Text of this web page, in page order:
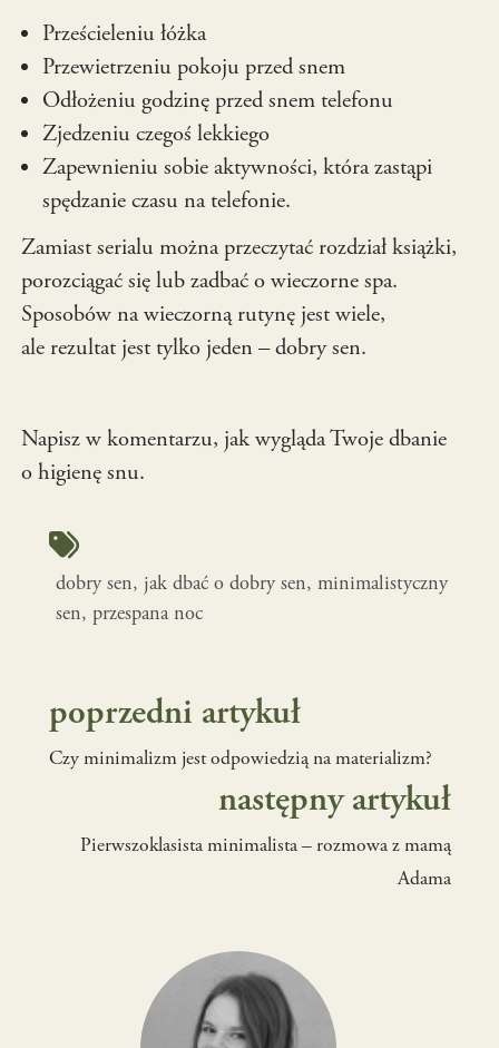
Prześcieleniu łóżka
Przewietrzeniu pokoju przed snem
Odłożeniu godzinę przed snem telefonu
Zjedzeniu czegoś lekkiego
Zapewnieniu sobie aktywności, która zastąpi
spędzanie czasu na telefonie.
Zamiast serialu można przeczytać rozdział książki,
porozciągać się lub zadbać o wieczorne spa.
Sposobów na wieczorną rutynę jest wiele,
ale rezultat jest tylko jeden – dobry sen.
Napisz w komentarzu, jak wygląda Twoje dbanie
o higienę snu.
dobry sen, jak dbać o dobry sen, minimalistyczny
sen, przespana noc
poprzedni artykuł
Czy minimalizm jest odpowiedzią na materializm?
następny artykuł
Pierwszoklasista minimalista – rozmowa z mamą
Adama